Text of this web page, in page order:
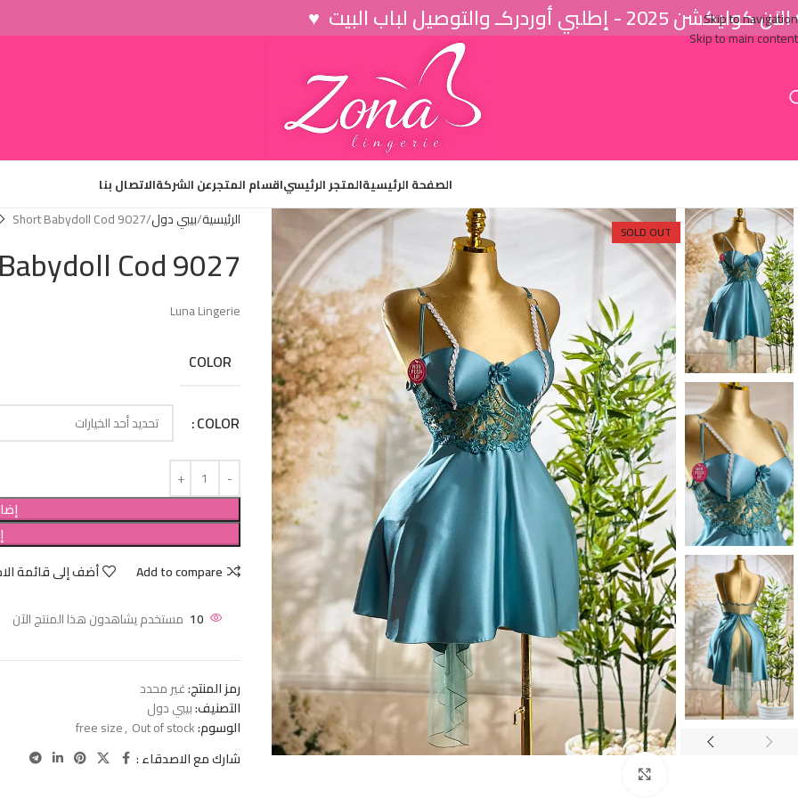
Skip to navigation
Skip to main content
2025 - إطلبي أوردركـ والتوصيل لباب البيت ♥
الصفحة الرئيسيةالمتجر الرئيسياقسام المتجرعن الشركةالاتصال بنا
SOLD OUT
الرئيسية بيبي دول Short Babydoll Cod 9027
Cod 9027
Luna Lingerie
COLOR
COLOR
Add to compare
أضف إلى قائمة
10 مستخدم يشاهدون هذا المنتج الآن
رمز المنتج:غير محدد
التصنيف:بيبي دول
الوسوم:
free size, Out of stock
شارك مع الاصدقاء :